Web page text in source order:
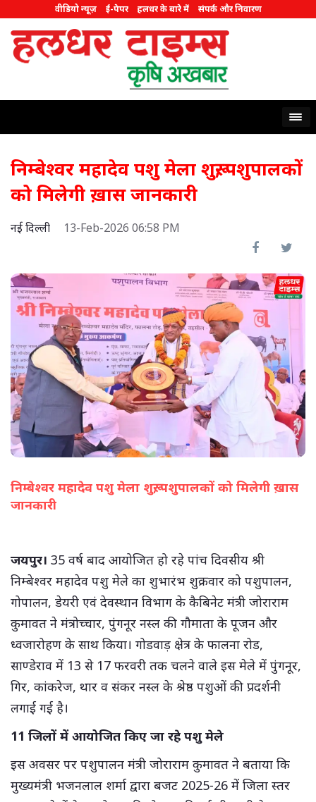
वीडियो न्यूज़ ई-पेपर हलधर के बारे में संपर्क और निवारण
निम्बेश्वर महादेव पशु मेला शुरू, पशुपालकों
को मिलेगी ख़ास जानकारी
नई दिल्ली 13-Feb-2026 06:58 PM
निम्बेश्वर महादेव पशु मेला शुरू, पशुपालकों को मिलेगी ख़ास
जानकारी
जयपुर। 35 वर्ष बाद आयोजित हो रहे पांच दिवसीय श्री
निम्बेश्वर महादेव पशु मेले का शुभारंभ शुक्रवार को पशुपालन,
गोपालन, डेयरी एवं देवस्थान विभाग के कैबिनेट मंत्री जोराराम
कुमावत ने मंत्रोच्चार, पुंगनूर नस्ल की गौमाता के पूजन और
ध्वजारोहण के साथ किया। गोडवाड़ क्षेत्र के फालना रोड,
साण्डेराव में 13 से 17 फरवरी तक चलने वाले इस मेले में पुंगनूर,
गिर, कांकरेज, थार व संकर नस्ल के श्रेष्ठ पशुओं की प्रदर्शनी
लगाई गई है।
11 जिलों में आयोजित किए जा रहे पशु मेले
इस अवसर पर पशुपालन मंत्री जोराराम कुमावत ने बताया कि
मुख्यमंत्री भजनलाल शर्मा द्वारा बजट 2025-26 में जिला स्तर